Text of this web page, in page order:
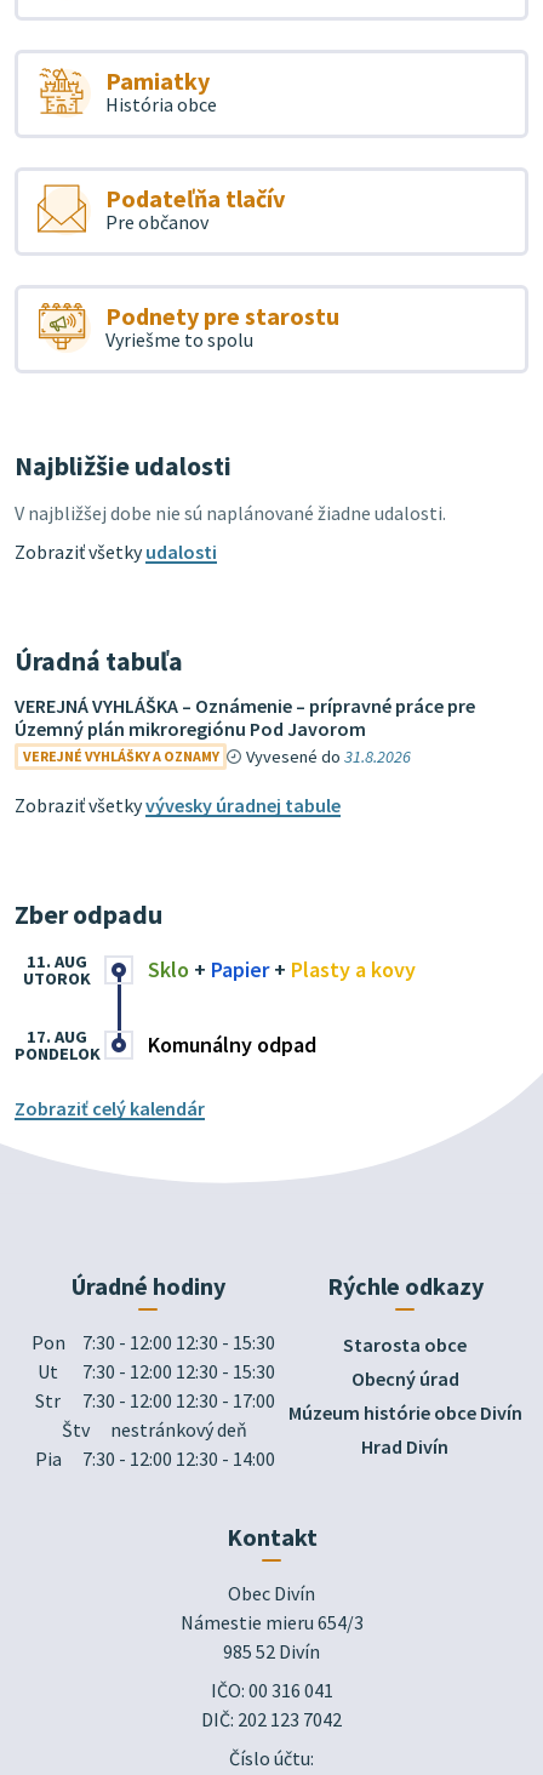
Pamiatky
História obce
Podateľňa tlačív
Pre občanov
Podnety pre starostu
Vyriešme to spolu
Najbližšie udalosti
V najbližšej dobe nie sú naplánované žiadne udalosti.
Zobraziť všetkyudalosti
Úradná tabuľa
VEREJNÁ VYHLÁŠKA – Oznámenie – prípravné práce pre
Územný plán mikroregiónu Pod Javorom
VEREJNÉ VYHLÁŠKY A OZNAMY Vyvesené do31.8.2026
Zobraziť všetkyvývesky úradnej tabule
Zber odpadu
Sklo + Papier+ Plasty a kovy
11. AUG
UTOROK
Komunálny odpad
17. AUG
PONDELOK
Zobraziť celý kalendár
Úradné hodiny
Pon
7:30 - 12:00 12:30 - 15:30
Ut
7:30 - 12:00 12:30 - 15:30
Str
7:30 - 12:00 12:30 - 17:00
Štv
nestránkový deň
Pia
7:30 - 12:00 12:30 - 14:00
Rýchle odkazy
Starosta obce
Obecný úrad
Múzeum histórie obce Divín
Hrad Divín
Kontakt
Obec Divín
Námestie mieru 654/3
985 52 Divín
IČO: 00 316 041
DIČ: 202 123 7042
Číslo účtu: